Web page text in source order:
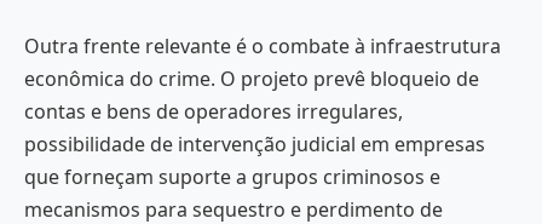
Outra frente relevante é o combate à infraestrutura
econômica do crime. O projeto prevê bloqueio de
contas e bens de operadores irregulares,
possibilidade de intervenção judicial em empresas
que forneçam suporte a grupos criminosos e
mecanismos para sequestro e perdimento de